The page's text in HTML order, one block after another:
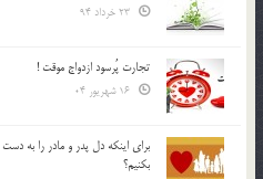
تجارت پُرسود ازدواج موقت !
براي اينكه دل پدر و مادر را به
بكنيم؟